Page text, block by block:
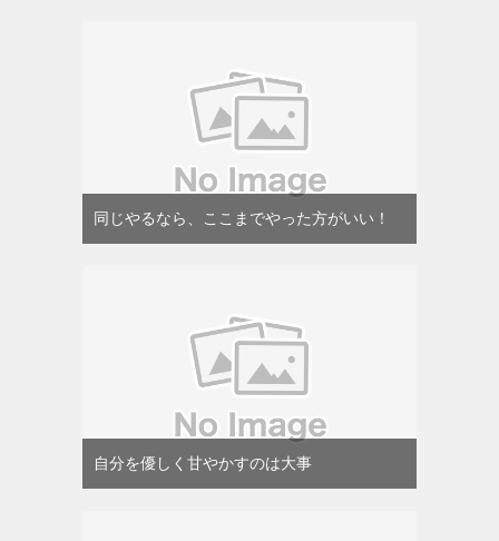
同じやるなら、ここまでやった方がいい！
自分を優しく甘やかすのは大事